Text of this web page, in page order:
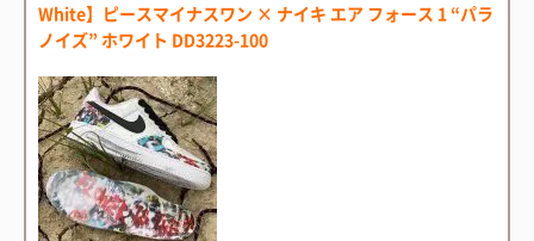
White】ピースマイナスワン × ナイキ エア フォース 1 “パラ
ノイズ” ホワイト DD3223-100